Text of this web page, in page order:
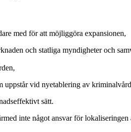
med för att möjliggöra expansionen,
och statliga myndigheter och
vid nyetablering av
sätt.
inte något ansvar för